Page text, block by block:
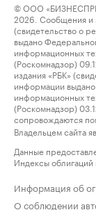
© ООО
2026. Сообщения и
(свидетельство о
выдано
информационных
(Роскомнадзор)
издания «РБК»
информации
информационных
(Роскомнадзор)
сопровождаются
Владельцем сайта
Данные
Индексы
Информация об
О соблюдении